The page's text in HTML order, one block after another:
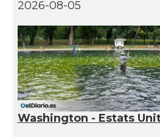
2026-08-05
Washington - Estats